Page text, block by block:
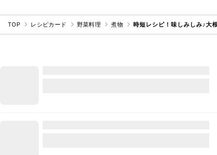
TOP レシピカード 野菜料理 煮物 時短レシピ！味しみしみ♪大